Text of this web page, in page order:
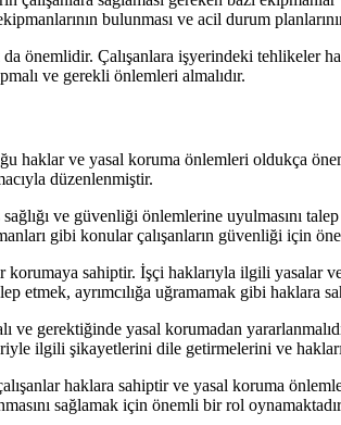
bulunması ve acil durum
önemlidir. Çalışanlara işyerindeki
ve gerekli önlemleri almalıdır.
haklar ve yasal koruma önlemleri oldukça
düzenlenmiştir.
ve güvenliği önlemlerine uyulmasını
gibi konular çalışanların güvenliği için
korumaya sahiptir. İşçi haklarıyla ilgili yasalar
etmek, ayrımcılığa uğramamak gibi haklara
ve gerektiğinde yasal korumadan
ilgili şikayetlerini dile getirmelerini ve
haklara sahiptir ve yasal koruma
sağlamak için önemli bir rol